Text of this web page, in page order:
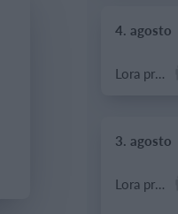
4. agosto
Lora prueba
3. agosto
Lora prueba